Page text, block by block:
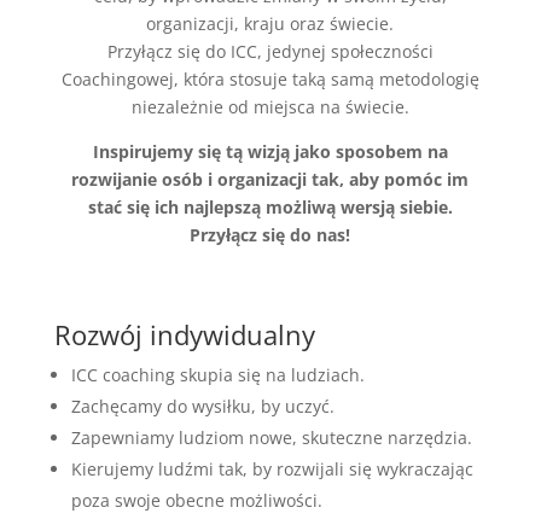
organizacji, kraju oraz świecie.
Przyłącz się do ICC, jedynej społeczności
Coachingowej, która stosuje taką samą metodologię
niezależnie od miejsca na świecie.
Inspirujemy się tą wizją jako sposobem na
rozwijanie osób i organizacji tak, aby pomóc im
stać się ich najlepszą możliwą wersją siebie.
Przyłącz się do nas!
Rozwój indywidualny
ICC coaching skupia się na ludziach.
Zachęcamy do wysiłku, by uczyć.
Zapewniamy ludziom nowe, skuteczne narzędzia.
Kierujemy ludźmi tak, by rozwijali się wykraczając
poza swoje obecne możliwości.